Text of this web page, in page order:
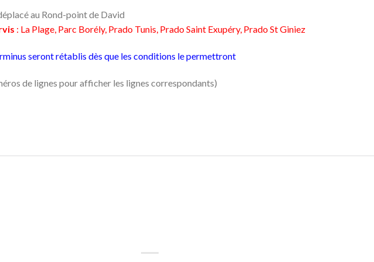
au Rond-point de David
: La Plage, Parc Borély, Prado Tunis, Prado Saint Exupéry, Prado St Giniez
seront rétablis dès que les conditions le permettront
de lignes pour afficher les lignes correspondants)